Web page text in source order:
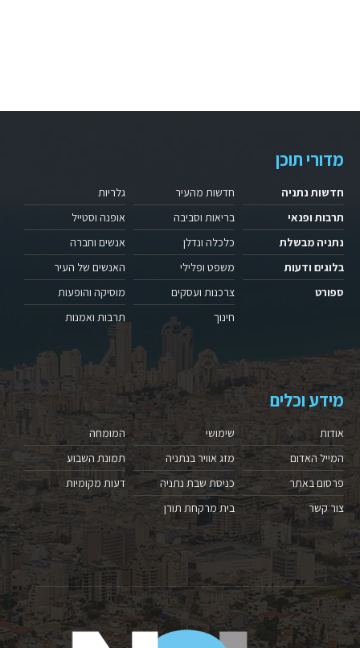
מדורי תוכן
חדשות נתניה
תרבות ופנאי
נתניה מבשלת
בלוגים ודעות
ספורט
חדשות מהעיר
בריאות וסביבה
כלכלה ונדלן
משפט ופלילי
צרכנות ועסקים
חינוך
גלריות
אופנה וסטייל
אנשים וחברה
האנשים של העיר
מוסיקה והופעות
תרבות ואמנות
מידע וכלים
אודות
המייל האדום
פרסום באתר
צור קשר
שימושי
מזג אוויר בנתניה
כניסת שבת נתניה
בית מרקחת תורן
המומחה
תמונת השבוע
דעות מקומיות